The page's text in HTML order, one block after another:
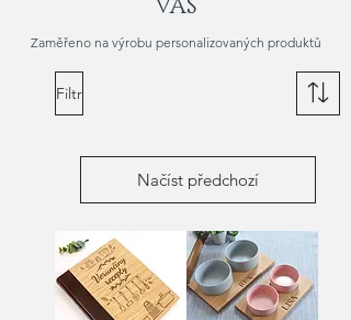
VÁS
Zaměřeno na výrobu personalizovaných produktů
Filtr
Načíst předchozí